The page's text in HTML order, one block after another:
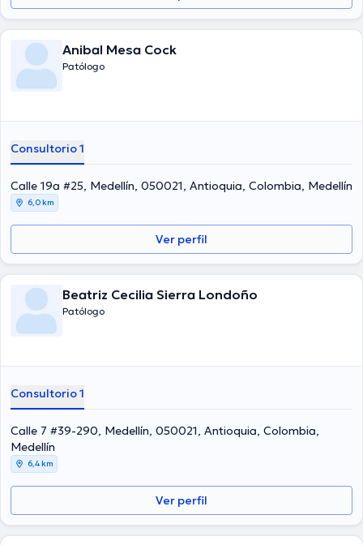
Anibal Mesa Cock
Patólogo
Consultorio 1
Calle 19a #25, Medellín, 050021, Antioquia, Colombia, Medellín
6,0 km
Ver perfil
Beatriz Cecilia Sierra Londoño
Patólogo
Consultorio 1
Calle 7 #39-290, Medellín, 050021, Antioquia, Colombia,
Medellín
6,4 km
Ver perfil